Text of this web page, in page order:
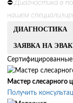
⛔ Диагностика в
нашем
ДИАГНОСТИКА
ЗАЯВКА
Мастер слесарного
Получить